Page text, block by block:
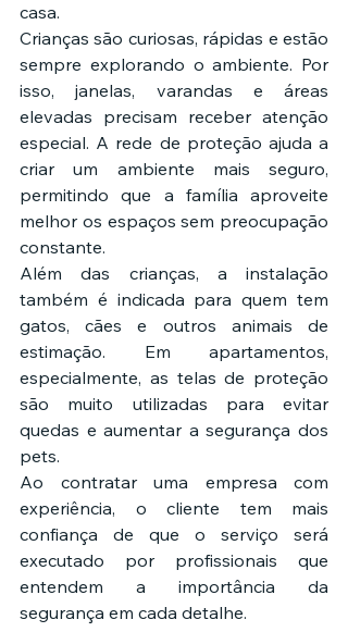
casa.
Crianças são curiosas, rápidas e estão
sempre explorando o ambiente. Por
isso, janelas, varandas e áreas
elevadas precisam receber atenção
especial. A rede de proteção ajuda a
criar um ambiente mais seguro,
permitindo que a família aproveite
melhor os espaços sem preocupação
constante.
Além das crianças, a instalação
também é indicada para quem tem
gatos, cães e outros animais de
estimação. Em apartamentos,
especialmente, as telas de proteção
são muito utilizadas para evitar
quedas e aumentar a segurança dos
pets.
Ao contratar uma empresa com
experiência, o cliente tem mais
confiança de que o serviço será
executado por profissionais que
entendem a importância da
segurança em cada detalhe.